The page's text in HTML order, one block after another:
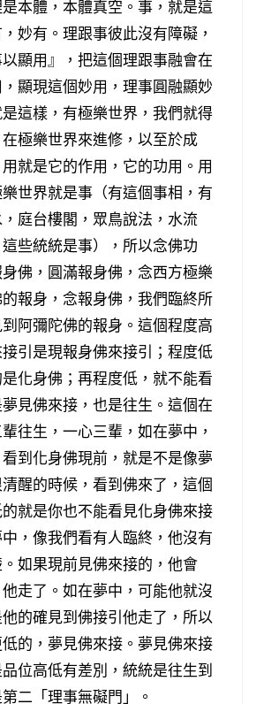
本體，本體真空。事，就是這
妙有。理跟事彼此沒有障礙，
顯用』，把這個理跟事融會在
顯現這個妙用，理事圓融顯妙
這樣，有極樂世界，我們就得
極樂世界來進修，以至於成
就是它的作用，它的功用。用
世界就是事（有這個事相，有
庭台樓閣，眾鳥說法，水流
些統統是事），所以念佛功
佛，圓滿報身佛，念西方極樂
報身，念報身佛，我們臨終所
阿彌陀佛的報身。這個程度高
引是現報身佛來接引；程度低
化身佛；再程度低，就不能看
見佛來接，也是往生。這個在
輩往生，一心三輩，如在夢中，
到化身佛現前，就是不是像夢
醒的時候，看到佛來了，這個
就是你也不能看見化身佛來接
，像我們看有人臨終，他沒有
如果現前見佛來接的，他會
走了。如在夢中，可能他就沒
的確見到佛接引他走了，所以
的，夢見佛來接。夢見佛來接
位高低有差別，統統是往生到
二「理事無礙門」。